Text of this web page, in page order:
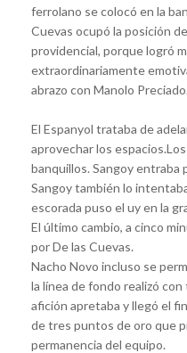
ferrolano se colocó en la
Cuevas ocupó la posición
providencial, porque logró
extraordinariamente
abrazo con Manolo
El Espanyol trataba de
aprovechar los
banquillos. Sangoy entraba
Sangoy también lo
escorada puso el uy en la
El último cambio, a cinco
por De las Cuevas.
Nacho Novo incluso se
la línea de fondo realizó
afición apretaba y llegó el
de tres puntos de oro que
permanencia del equipo.